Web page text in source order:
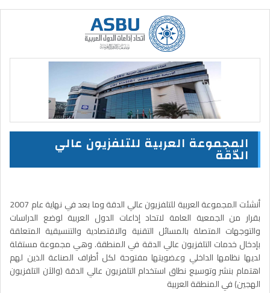
المجموعة العربية للتلفزيون عالي
الدّقة
أنشئت المجموعة العربية للتلفزيون عالي الدقة وما بعد في نهاية عام 2007
بقرار من الجمعية العامة لاتحاد إذاعات الدول العربية لوضع الدراسات
والتوجهات المتصلة بالمسائل التقنية والاقتصادية والتنسيقية المتعلقة
بإدخال خدمات التلفزيون عالي الدقة في المنطقة. وهي مجموعة مستقلة
لديها نظامها الداخلي وعضويتها مفتوحة لكل أطراف الصناعة الذين لهم
اهتمام بنشر وتوسيع نطاق استخدام التلفزيون عالي الدقة (والآن التلفزيون
الهجين) في المنطقة العربية